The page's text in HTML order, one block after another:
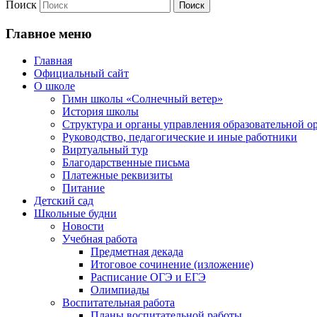
Поиск
Главное меню
Главная
Официальный сайт
О школе
Гимн школы «Солнечный ветер»
История школы
Структура и органы управления образовательной
Руководство, педагогические и иные работники
Виртуальный тур
Благодарственные письма
Платежные реквизиты
Питание
Детский сад
Школьные будни
Новости
Учебная работа
Предметная декада
Итоговое сочинение (изложение)
Расписание ОГЭ и ЕГЭ
Олимпиады
Воспитательная работа